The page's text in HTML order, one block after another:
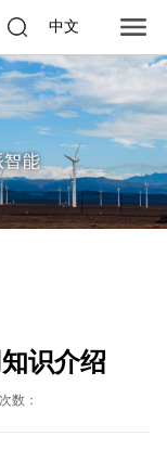
中文
识介绍
数：